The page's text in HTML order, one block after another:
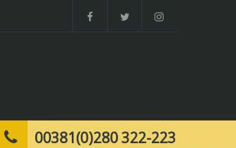
00381(0)280 322-223